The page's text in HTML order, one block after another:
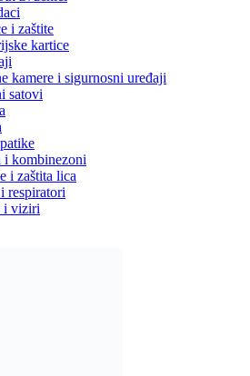
i zaštite
kartice
kamere i sigurnosni uređaji
satovi
i kombinezoni
i zaštita lica
respiratori
i viziri